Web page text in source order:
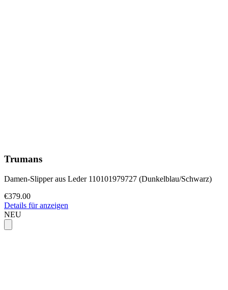
Trumans
Damen-Slipper aus Leder 110101979727 (Dunkelblau/Schwarz)
€379.00
Details für anzeigen
NEU